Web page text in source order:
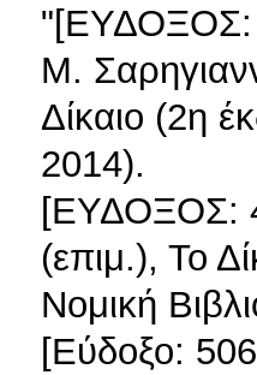
"[ΕΥΔΟΞΟΣ:
Μ.
Δίκαιο (2η
2014).
[ΕΥΔΟΞΟΣ:
(επιμ.), Το
Νομική
[Εύδοξο: